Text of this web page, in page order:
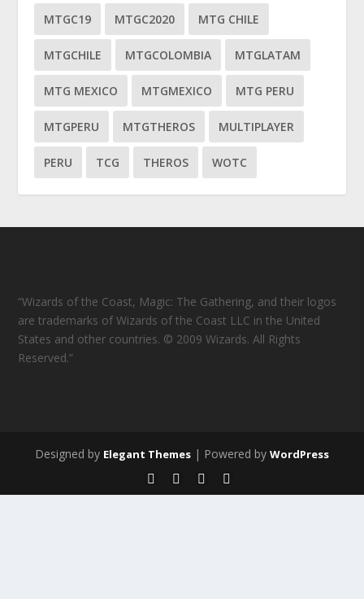
MTGC19 MTGC2020 MTG CHILE
MTGCHILE MTGCOLOMBIA MTGLATAM
MTG MEXICO MTGMEXICO MTG PERU
MTGPERU MTGTHEROS MULTIPLAYER
PERU TCG THEROS WOTC
“Wizards of the Coast, Magic: The Gathering, and their logos
are trademarks of Wizards of the Coast LLC in the United
States and other countries. © 2009 Wizards. All Rights
Reserved.”
Designed by Elegant Themes | Powered by WordPress